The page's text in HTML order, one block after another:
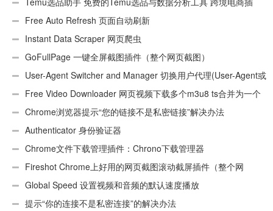
件 Free Auto Refresh 页面自动刷新
Instant Data Scraper 网页爬虫
GoFullPage 一键全屏截图插件（整个网页截图）
User-Agent Switcher and Manager 切换用户代理(User-Agent或
UA)Free Video Downloader 网页视频下载多个m3u8 ts合并为一个
ts文件Chrome浏览器提示“您的链接不是私密链接”解决办法
Authenticator 身份验证器
Chrome文件下载管理插件：Chrono下载管理器
Fireshot Chrome上好用的网页截图滚动截屏插件（整个网
页）Global Speed 设置视频和音频的默认速度播放
提示“你的连接不是私密连接”的解决办法